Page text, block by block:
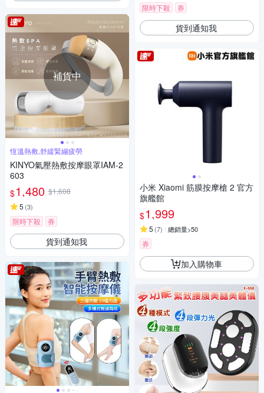
補貨中
恆溫熱敷,舒緩緊繃疲勞
KINYO氣壓熱敷按摩眼罩IAM-2
603
$1,480 $1,608
5 (3)
限時下殺 券
貨到通知我
限時下殺 券
貨到通知我
小米 Xiaomi 筋膜按摩槍 2 官方
旗艦館
$1,999
5 (7) 總銷量>50
券
加入購物車